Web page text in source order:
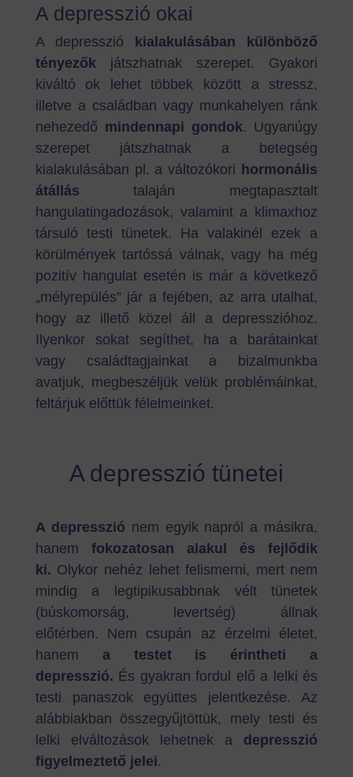
A depresszió okai
A depresszió kialakulásában különböző
tényezők játszhatnak szerepet. Gyakori
kiváltó ok lehet többek között a stressz,
illetve a családban vagy munkahelyen ránk
nehezedő mindennapi gondok. Ugyanúgy
szerepet játszhatnak a betegség
kialakulásában pl. a változókori hormonális
átállás talaján megtapasztalt
hangulatingadozások, valamint a klimaxhoz
társuló testi tünetek. Ha valakinél ezek a
körülmények tartóssá válnak, vagy ha még
pozitív hangulat esetén is már a következő
„mélyrepülés” jár a fejében, az arra utalhat,
hogy az illető közel áll a depresszióhoz.
Ilyenkor sokat segíthet, ha a barátainkat
vagy családtagjainkat a bizalmunkba
avatjuk, megbeszéljük velük problémáinkat,
feltárjuk előttük félelmeinket.
A depresszió tünetei
A depresszió nem egyik napról a másikra,
hanem fokozatosan alakul és fejlődik
ki. Olykor nehéz lehet felismerni, mert nem
mindig a legtipikusabbnak vélt tünetek
(búskomorság, levertség) állnak
előtérben. Nem csupán az érzelmi életet,
hanem a testet is érintheti a
depresszió. És gyakran fordul elő a lelki és
testi panaszok együttes jelentkezése. Az
alábbiakban összegyűjtöttük, mely testi és
lelki elváltozások lehetnek a depresszió
figyelmeztető jelei.